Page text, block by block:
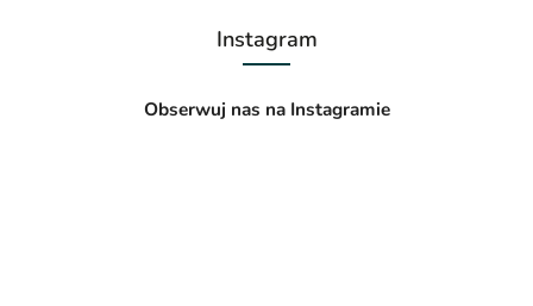
Instagram
Obserwuj nas na Instagramie